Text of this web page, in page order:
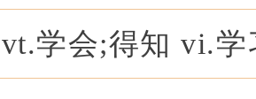
vt.学会;得知 vi.学